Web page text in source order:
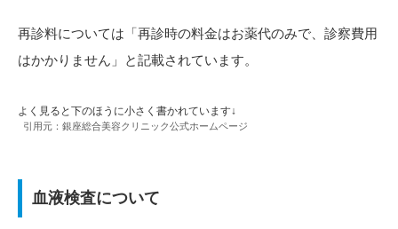
再診料については「再診時の料金はお薬代のみで、診察費用
はかかりません」と記載されています。
よく見ると下のほうに小さく書かれています↓
引用元：銀座総合美容クリニック公式ホームページ
血液検査について